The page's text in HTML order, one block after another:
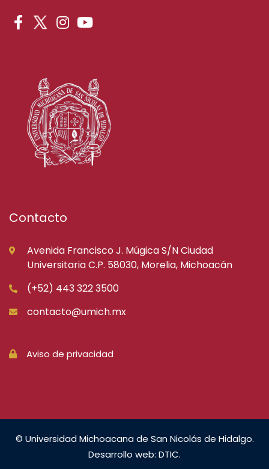
Contacto
Avenida Francisco J. Múgica S/N Ciudad
Universitaria C.P. 58030, Morelia, Michoacán
(+52) 443 322 3500
contacto@umich.mx
Aviso de privacidad
© Universidad Michoacana de San Nicolás de Hidalgo.
Desarrollo web: DTIC.